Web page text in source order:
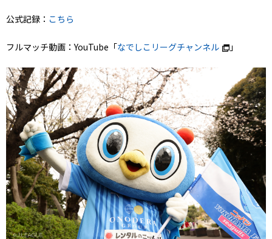
公式記録： こちら
フルマッチ動画：YouTube「なでしこリーグチャンネル 」